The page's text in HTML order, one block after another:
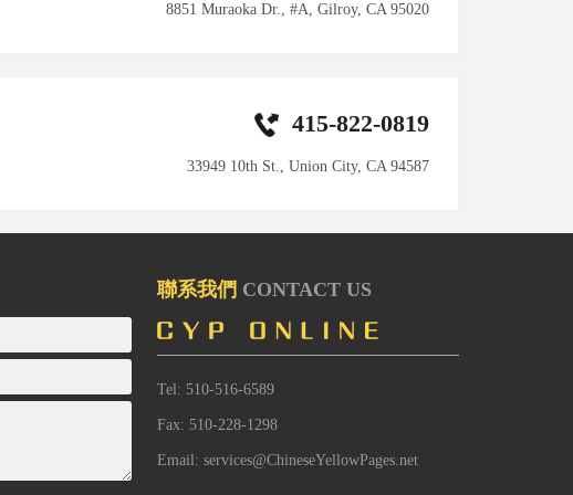
8851 Muraoka Dr., #A, Gilroy, CA 95020
415-822-0819
33949 10th St., Union City, CA 94587
聯系我們 CONTACT US
Tel: 510-516-6589
Fax: 510-228-1298
Email: services@ChineseYellowPages.net